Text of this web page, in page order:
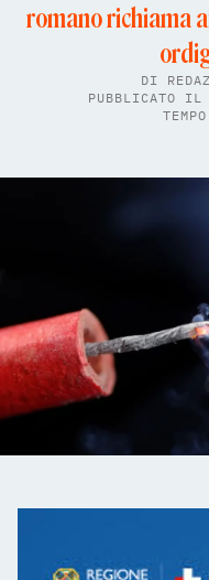
romano richiama
DI
PUBBLICATO